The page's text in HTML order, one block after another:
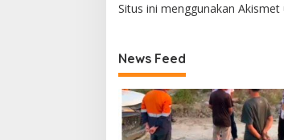
Situs ini menggunakan
News Feed